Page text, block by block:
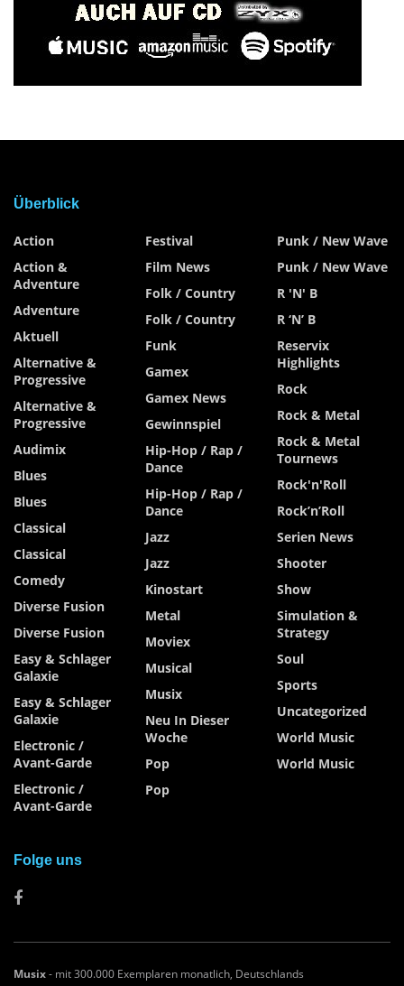
Überblick
Action
Action &
Adventure
Adventure
Aktuell
Alternative &
Progressive
Alternative &
Progressive
Audimix
Blues
Blues
Classical
Classical
Comedy
Diverse Fusion
Diverse Fusion
Easy & Schlager
Galaxie
Easy & Schlager
Galaxie
Electronic /
Avant-Garde
Electronic /
Avant-Garde
Festival
Film News
Folk / Country
Folk / Country
Funk
Gamex
Gamex News
Gewinnspiel
Hip-Hop / Rap /
Dance
Hip-Hop / Rap /
Dance
Jazz
Jazz
Kinostart
Metal
Moviex
Musical
Musix
Neu In Dieser
Woche
Pop
Pop
Punk / New Wave
Punk / New Wave
R 'n' B
R ‘n’ B
Reservix
Highlights
Rock
Rock & Metal
Rock & Metal
Tournews
Rock'n'Roll
Rock’n’Roll
Serien News
Shooter
Show
Simulation &
Strategy
Soul
Sports
Uncategorized
World Music
World Music
Folge uns
Musix- mit 300.000 Exemplaren monatlich, Deutschlands